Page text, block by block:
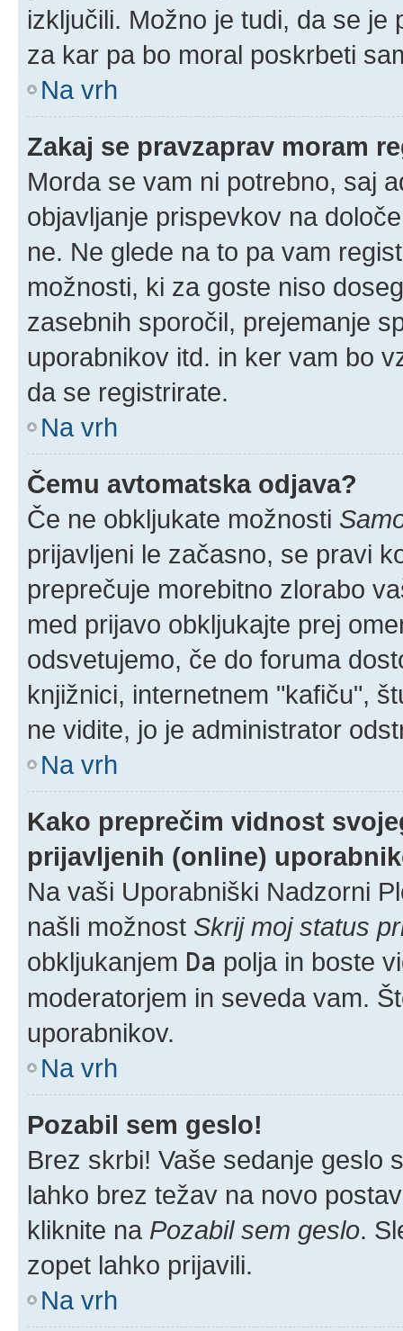
izključili. Možno je tudi, da se
za kar pa bo moral poskrbeti
Na vrh
Zakaj se pravzaprav moram
Morda se vam ni potrebno, saj
objavljanje prispevkov na
ne. Ne glede na to pa vam
možnosti, ki za goste niso
zasebnih sporočil, prejemanje
uporabnikov itd. in ker vam bo
da se registrirate.
Na vrh
Čemu avtomatska odjava?
Če ne obkljukate možnosti
prijavljeni le začasno, se pravi
preprečuje morebitno zlorabo
med prijavo obkljukajte prej
odsvetujemo, če do foruma
knjižnici, internetnem "kafiču",
ne vidite, jo je administrator
Na vrh
Kako preprečim vidnost
prijavljenih (online)
Na vaši Uporabniški Nadzorni
našli možnost Skrij moj status
obkljukanjem Da polja in boste
moderatorjem in seveda vam.
uporabnikov.
Na vrh
Pozabil sem geslo!
Brez skrbi! Vaše sedanje geslo
lahko brez težav na novo
kliknite na Pozabil sem geslo.
zopet lahko prijavili.
Na vrh